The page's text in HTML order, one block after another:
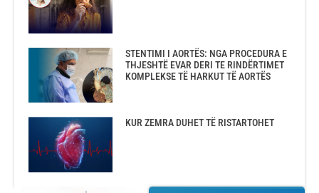
STENTIMI I AORTËS: NGA PROCEDURA E
THJESHTË EVAR DERI TE RINDËRTIMET
KOMPLEKSE TË HARKUT TË AORTËS
KUR ZEMRA DUHET TË RISTARTOHET